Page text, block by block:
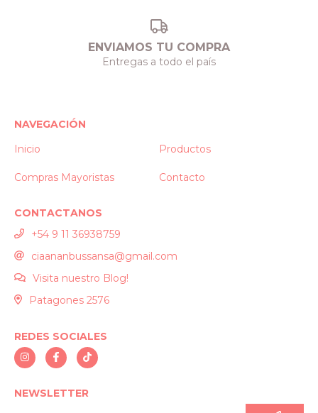
ENVIAMOS TU COMPRA
Entregas a todo el país
NAVEGACIÓN
Inicio
Productos
Compras Mayoristas Contacto
CONTACTANOS
+54 9 11 36938759
ciaananbussansa@gmail.com
Visita nuestro Blog!
Patagones 2576
REDES SOCIALES
NEWSLETTER